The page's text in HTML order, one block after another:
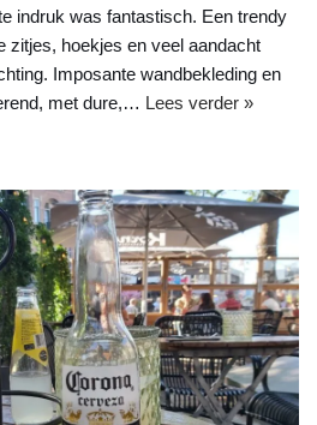
indruk was fantastisch. Een trendy
zitjes, hoekjes en veel aandacht
Imposante wandbekleding en
met dure,… Lees verder »